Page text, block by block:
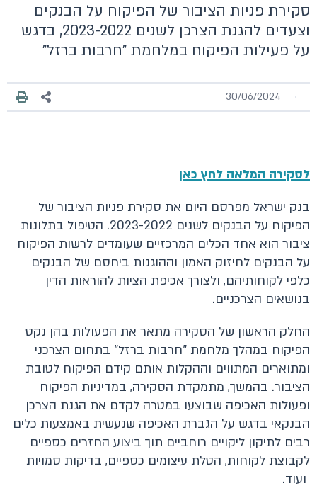
סקירת פניות הציבור של הפיקוח על הבנקים
וצעדים להגנת הצרכן לשנים 2023-2022, בדגש
על פעילות הפיקוח במלחמת "חרבות ברזל"
30/06/2024
לסקירה המלאה לחץ כאן
בנק ישראל מפרסם היום את סקירת פניות הציבור של
הפיקוח על הבנקים לשנים 2023-2022. הטיפול בתלונות
ציבור הוא אחד הכלים המרכזיים שעומדים לרשות הפיקוח
על הבנקים לחיזוק האמון וההוגנות ביחסם של הבנקים
כלפי לקוחותיהם, ולצורך אכיפת הציות להוראות הדין
בנושאים הצרכניים.
החלק הראשון של הסקירה מתאר את הפעולות בהן נקט
הפיקוח במהלך מלחמת "חרבות ברזל" בתחום הצרכני
ומתוארים המתווים וההקלות אותם קידם הפיקוח לטובת
הציבור. בהמשך, מתמקדת הסקירה, במדיניות הפיקוח
ופעולות האכיפה שבוצעו במטרה לקדם את הגנת הצרכן
הבנקאי בדגש על הגברת האכיפה שנעשית באמצעות כלים
רבים לתיקון ליקויים רוחביים תוך ביצוע החזרים כספיים
לקבוצת לקוחות, הטלת עיצומים כספיים, בדיקות סמויות
ועוד.